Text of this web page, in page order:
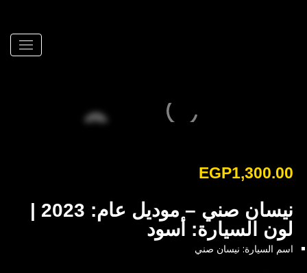
EGP1,300.00
نيسان صني – موديل عام: 2023 |
لون السيارة: أسود
اسم السيارة: نيسان صني